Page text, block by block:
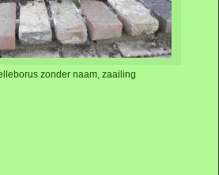
zonder naam, zaailing